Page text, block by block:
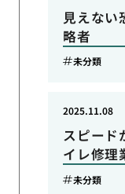
見えない
略者
未分類
スピード
イレ修理
2025.11.08
未分類